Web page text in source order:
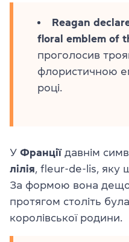
Reagan
floral emblem of
проголосив
флористичною
році.
У Франціїдавнім
лілія, fleur-de-lis, яку
За формою вона дещо
протягом століть
королівської родини.